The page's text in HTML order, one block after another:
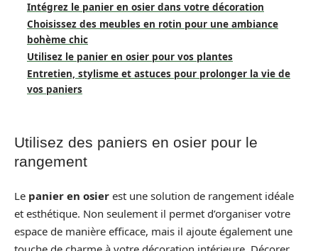
Intégrez le panier en osier dans votre décoration
Choisissez des meubles en rotin pour une ambiance
bohème chic
Utilisez le panier en osier pour vos plantes
Entretien, stylisme et astuces pour prolonger la vie de
vos paniers
Utilisez des paniers en osier pour le
rangement
Le panier en osier est une solution de rangement idéale
et esthétique. Non seulement il permet d’organiser votre
espace de manière efficace, mais il ajoute également une